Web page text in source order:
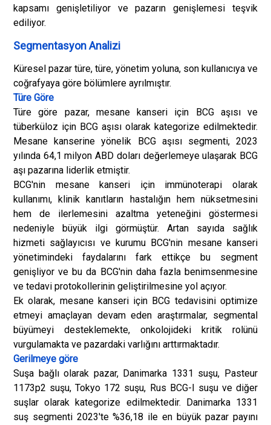
kapsamı genişletiliyor ve pazarın genişlemesi teşvik
ediliyor.
Segmentasyon Analizi
Küresel pazar türe, türe, yönetim yoluna, son kullanıcıya ve
coğrafyaya göre bölümlere ayrılmıştır.
Türe Göre
Türe göre pazar, mesane kanseri için BCG aşısı ve
tüberküloz için BCG aşısı olarak kategorize edilmektedir.
Mesane kanserine yönelik BCG aşısı segmenti, 2023
yılında 64,1 milyon ABD doları değerlemeye ulaşarak BCG
aşı pazarına liderlik etmiştir.
BCG'nin mesane kanseri için immünoterapi olarak
kullanımı, klinik kanıtların hastalığın hem nüksetmesini
hem de ilerlemesini azaltma yeteneğini göstermesi
nedeniyle büyük ilgi görmüştür. Artan sayıda sağlık
hizmeti sağlayıcısı ve kurumu BCG'nin mesane kanseri
yönetimindeki faydalarını fark ettikçe bu segment
genişliyor ve bu da BCG'nin daha fazla benimsenmesine
ve tedavi protokollerinin geliştirilmesine yol açıyor.
Ek olarak, mesane kanseri için BCG tedavisini optimize
etmeyi amaçlayan devam eden araştırmalar, segmental
büyümeyi desteklemekte, onkolojideki kritik rolünü
vurgulamakta ve pazardaki varlığını arttırmaktadır.
Gerilmeye göre
Suşa bağlı olarak pazar, Danimarka 1331 suşu, Pasteur
1173p2 suşu, Tokyo 172 suşu, Rus BCG-I suşu ve diğer
suşlar olarak kategorize edilmektedir. Danimarka 1331
suş segmenti 2023'te %36,18 ile en büyük pazar payını